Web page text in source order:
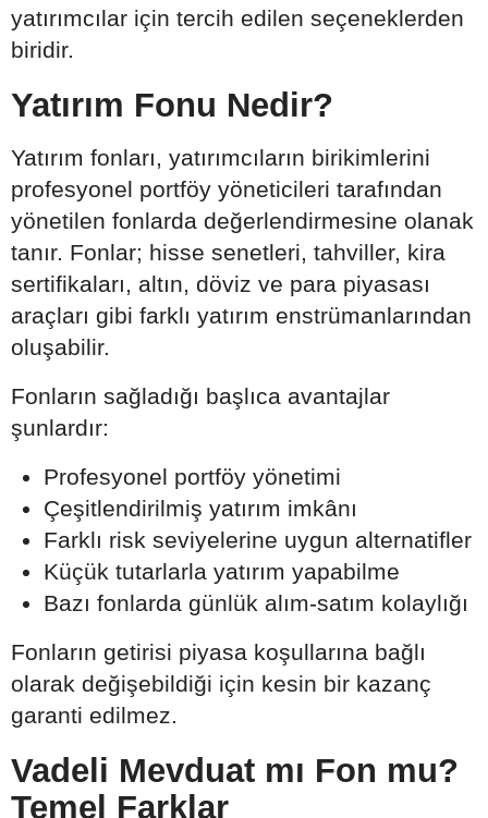
yatırımcılar için tercih edilen seçeneklerden
biridir.
Yatırım Fonu Nedir?
Yatırım fonları, yatırımcıların birikimlerini
profesyonel portföy yöneticileri tarafından
yönetilen fonlarda değerlendirmesine olanak
tanır. Fonlar; hisse senetleri, tahviller, kira
sertifikaları, altın, döviz ve para piyasası
araçları gibi farklı yatırım enstrümanlarından
oluşabilir.
Fonların sağladığı başlıca avantajlar
şunlardır:
Profesyonel portföy yönetimi
Çeşitlendirilmiş yatırım imkânı
Farklı risk seviyelerine uygun alternatifler
Küçük tutarlarla yatırım yapabilme
Bazı fonlarda günlük alım-satım kolaylığı
Fonların getirisi piyasa koşullarına bağlı
olarak değişebildiği için kesin bir kazanç
garanti edilmez.
Vadeli Mevduat mı Fon mu?
Temel Farklar